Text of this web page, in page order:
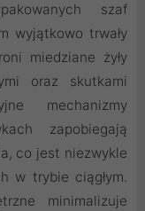
szaf
wyjątkowo trwały
miedziane żyły
oraz skutkami
mechanizmy
zapobiegają
co jest niezwykle
w trybie ciągłym.
minimalizuje